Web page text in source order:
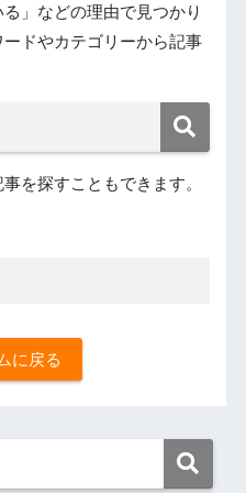
」などの理由で見つかり
ドやカテゴリーから記事
を探すこともできます。
に戻る